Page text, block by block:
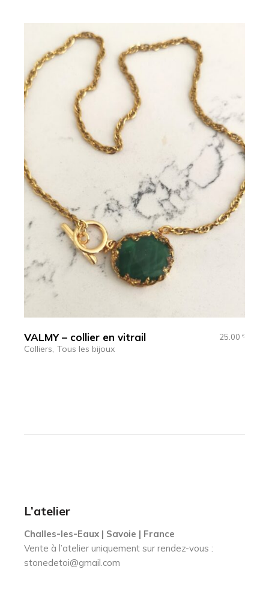
VALMY – collier en vitrail 25.00 €
Colliers Tous les bijoux
L’atelier
Challes-les-Eaux | Savoie | France
Vente à l’atelier uniquement sur rendez-vous :
stonedetoi@gmail.com